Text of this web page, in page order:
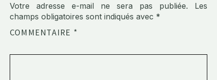
Votre adresse e-mail ne sera pas publiée.
Les
champs obligatoires sont indiqués avec *
COMMENTAIRE *